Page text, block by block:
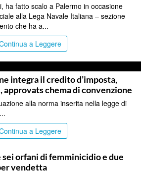
ha fatto scalo a Palermo in occasione
alla Lega Navale Italiana – sezione
che ha a...
a Leggere
integra il credito d’imposta,
chema di convenzione
alla norma inserita nella legge di
a Leggere
sei orfani di femminicidio e due
vendetta